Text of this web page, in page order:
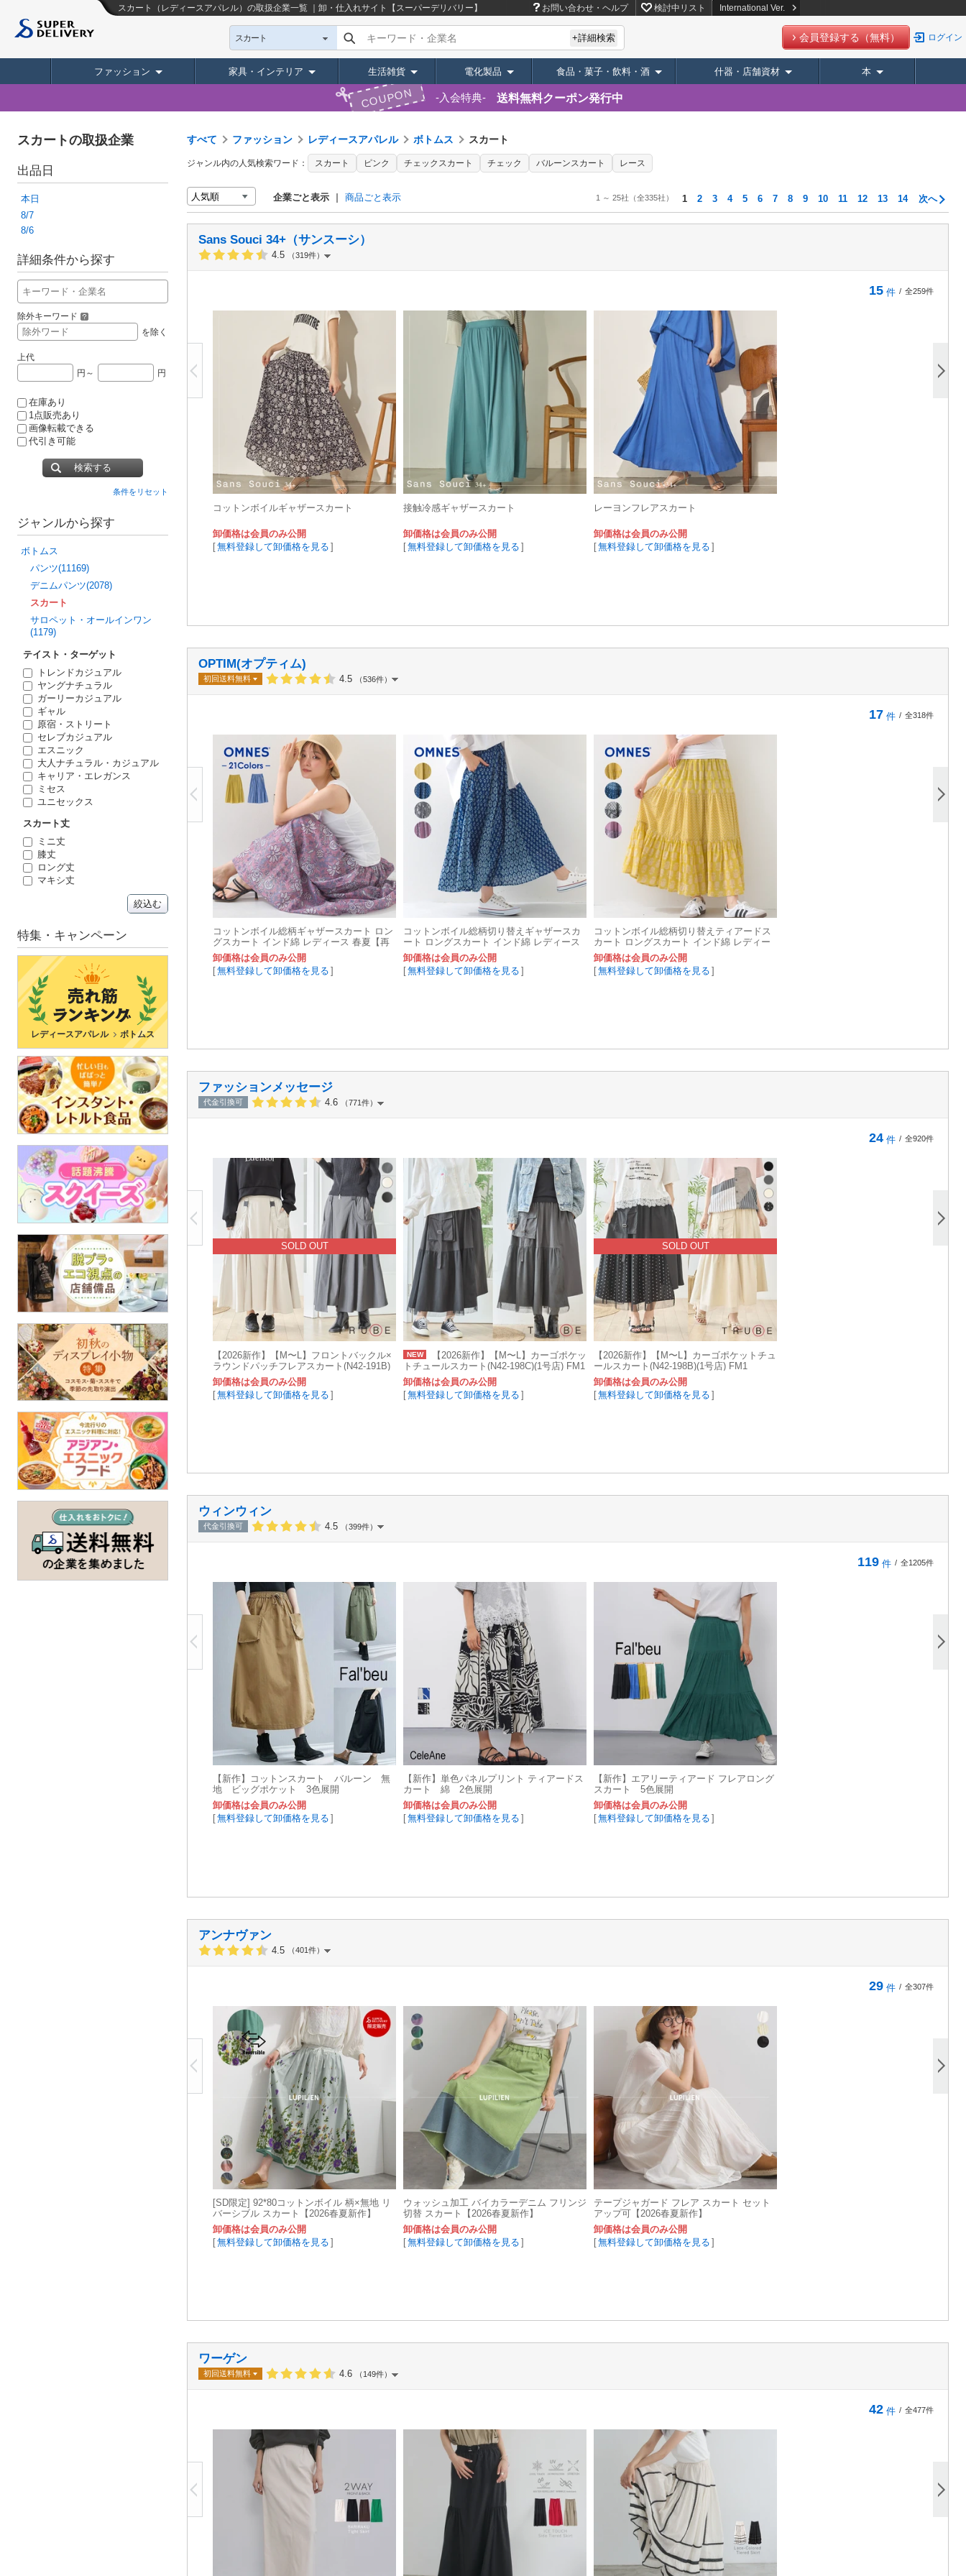
スカート（レディースアパレル）の取扱企業一覧 ｜卸・仕入れサイト【スーパーデリバリー】 お問い合わせ・ヘルプ 検討中リスト International Ver.
スカート キーワード・企業名 +詳細検索 会員登録する（無料） ログイン
ファッション 家具・インテリア 生活雑貨 電化製品 食品・菓子・飲料・酒 什器・店舗資材 本
COUPON 入会特典 送料無料クーポン発行中
スカートの取扱企業
出品日
本日
8/7
8/6
詳細条件から探す
除外キーワード
を除く
上代
円～
円
在庫あり
1点販売あり
画像転載できる
代引き可能
検索する
条件をリセット
ジャンルから探す
ボトムス
パンツ(11169)
デニムパンツ(2078)
スカート
サロペット・オールインワン
(1179)
テイスト・ターゲット
トレンドカジュアル
ヤングナチュラル
ガーリーカジュアル
ギャル
原宿・ストリート
セレブカジュアル
エスニック
大人ナチュラル・カジュアル
キャリア・エレガンス
ミセス
ユニセックス
スカート丈
ミニ丈
膝丈
ロング丈
マキシ丈
絞込む
特集・キャンペーン
レディースアパレル ボトムス
すべて ファッション レディースアパレル ボトムス スカート
ジャンル内の人気検索ワード： スカート ピンク チェックスカート チェック バルーンスカート レース
企業ごと表示 商品ごと表示 1 ～ 25社 （全335社） 1 2 3 4 5 6 7 8 9 10 11 12 13 14 次へ
Sans Souci 34+（サンスーシ）
4.5 （319件）
15 件 / 全259件
コットンボイルギャザースカート
卸価格は会員のみ公開
[無料登録して卸価格を見る ]
接触冷感ギャザースカート
卸価格は会員のみ公開
[無料登録して卸価格を見る ]
レーヨンフレアスカート
卸価格は会員のみ公開
[無料登録して卸価格を見る ]
OPTIM(オプティム)
初回送料無料 4.5 （536件）
17 件 / 全318件
コットンボイル総柄ギャザースカート ロン
グスカート インド綿 レディース 春夏【再
入荷】
卸価格は会員のみ公開
[無料登録して卸価格を見る ]
コットンボイル総柄切り替えギャザースカ
ート ロングスカート インド綿 レディース
【再入荷】
卸価格は会員のみ公開
[無料登録して卸価格を見る ]
コットンボイル総柄切り替えティアードス
カート ロングスカート インド綿 レディー
ス【再入荷】
卸価格は会員のみ公開
[無料登録して卸価格を見る ]
ファッションメッセージ
代金引換可 4.6 （771件）
24 件 / 全920件
SOLD OUT
【2026新作】【M〜L】フロントバックル×
ラウンドパッチフレアスカート(N42-191B)
(5号店) FM5
卸価格は会員のみ公開
[無料登録して卸価格を見る ]
NEW
【2026新作】【M〜L】カーゴポケッ
トチュールスカート(N42-198C)(1号店) FM1
卸価格は会員のみ公開
[無料登録して卸価格を見る ]
SOLD OUT
【2026新作】【M〜L】カーゴポケットチュ
ールスカート(N42-198B)(1号店) FM1
卸価格は会員のみ公開
[無料登録して卸価格を見る ]
ウィンウィン
代金引換可 4.5 （399件）
119 件 / 全1205件
【新作】コットンスカート バルーン 無
地 ビッグポケット 3色展開
卸価格は会員のみ公開
[無料登録して卸価格を見る ]
【新作】単色パネルプリント ティアードス
カート 綿 2色展開
卸価格は会員のみ公開
[無料登録して卸価格を見る ]
【新作】エアリーティアード フレアロング
スカート 5色展開
卸価格は会員のみ公開
[無料登録して卸価格を見る ]
アンナヴァン
4.5 （401件）
29 件 / 全307件
[SD限定] 92*80コットンボイル 柄×無地 リ
バーシブル スカート【2026春夏新作】
卸価格は会員のみ公開
[無料登録して卸価格を見る ]
ウォッシュ加工 バイカラーデニム フリンジ
切替 スカート【2026春夏新作】
卸価格は会員のみ公開
[無料登録して卸価格を見る ]
テープジャガード フレア スカート セット
アップ可【2026春夏新作】
卸価格は会員のみ公開
[無料登録して卸価格を見る ]
ワーゲン
初回送料無料 4.6 （149件）
42 件 / 全477件